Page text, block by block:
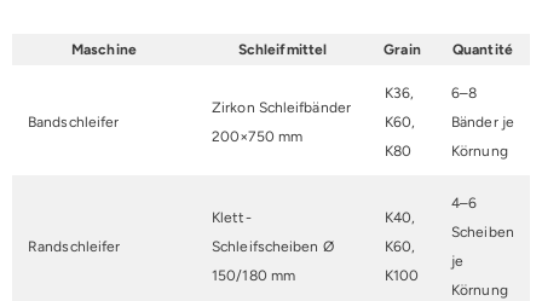
Maschine Schleifmittel Grain Quantité
Bandschleifer
Zirkon Schleifbänder
200×750 mm
K36,
K60,
K80
6–8
Bänder je
Körnung
Randschleifer
Klett-
Schleifscheiben Ø
150/180 mm
K40,
K60,
K100
4–6
Scheiben
je
Körnung